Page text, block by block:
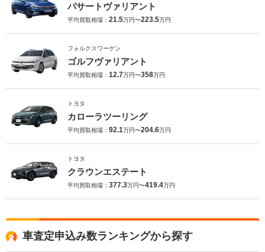
パサートヴァリアント
平均買取相場： 21.5万円〜223.5万円
フォルクスワーゲン
ゴルフヴァリアント
平均買取相場： 12.7万円〜358万円
トヨタ
カローラツーリング
平均買取相場： 92.1万円〜204.6万円
トヨタ
クラウンエステート
平均買取相場： 377.3万円〜419.4万円
車査定申込み数ランキングから探す